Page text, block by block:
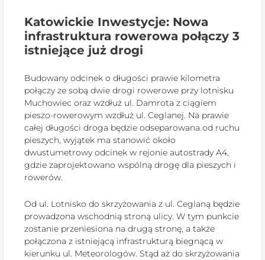
Katowickie Inwestycje: Nowa
infrastruktura rowerowa połączy 3
istniejące już drogi
Budowany odcinek o długości prawie kilometra
połączy ze sobą dwie drogi rowerowe przy lotnisku
Muchowiec oraz wzdłuż ul. Damrota z ciągiem
pieszo-rowerowym wzdłuż ul. Ceglanej. Na prawie
całej długości droga będzie odseparowana od ruchu
pieszych, wyjątek ma stanowić około
dwustumetrowy odcinek w rejonie autostrady A4,
gdzie zaprojektowano wspólną drogę dla pieszych i
rowerów.
Od ul. Lotnisko do skrzyżowania z ul. Ceglaną będzie
prowadzona wschodnią stroną ulicy. W tym punkcie
zostanie przeniesiona na drugą stronę, a także
połączona z istniejącą infrastrukturą biegnącą w
kierunku ul. Meteorologów. Stąd aż do skrzyżowania